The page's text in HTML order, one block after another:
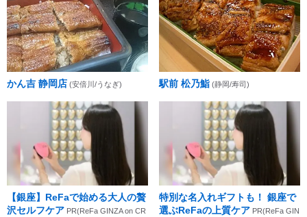
かん吉 静岡店 (安倍川/うなぎ) 駅前 松乃鮨 (静岡/寿司)
【銀座】ReFaで始める大人の贅
沢セルフケア PR(ReFa GINZA on CR
特別な名入れギフトも！ 銀座で
選ぶReFaの上質ケア PR(ReFa GIN